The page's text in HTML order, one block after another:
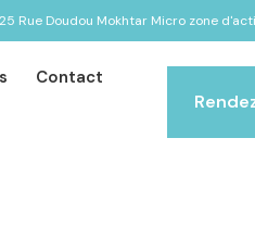
25 Rue Doudou Mokhtar Micro zone
Contact